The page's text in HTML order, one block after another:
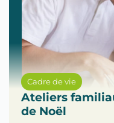
Cadre de vie
Ateliers
de Noël